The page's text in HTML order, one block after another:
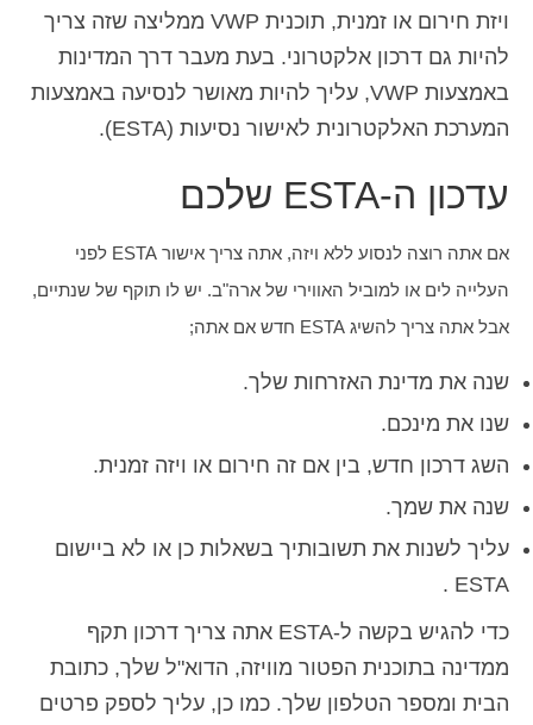
ויזת חירום או זמנית, תוכנית VWP ממליצה שזה צריך
להיות גם דרכון אלקטרוני. בעת מעבר דרך המדינות
באמצעות VWP, עליך להיות מאושר לנסיעה באמצעות
המערכת האלקטרונית לאישור נסיעות (ESTA).
עדכון ה-ESTA שלכם
אם אתה רוצה לנסוע ללא ויזה, אתה צריך אישור ESTA לפני
העלייה לים או למוביל האווירי של ארה"ב. יש לו תוקף של שנתיים,
אבל אתה צריך להשיג ESTA חדש אם אתה;
שנה את מדינת האזרחות שלך.
שנו את מינכם.
השג דרכון חדש, בין אם זה חירום או ויזה זמנית.
שנה את שמך.
עליך לשנות את תשובותיך בשאלות כן או לא ביישום
ESTA .
כדי להגיש בקשה ל-ESTA אתה צריך דרכון תקף
ממדינה בתוכנית הפטור מוויזה, הדוא"ל שלך, כתובת
הבית ומספר הטלפון שלך. כמו כן, עליך לספק פרטים